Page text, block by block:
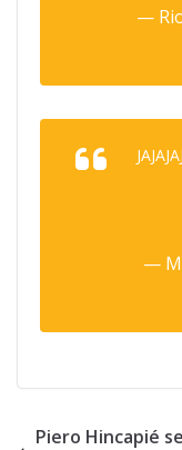
—
—
Piero Hincapié